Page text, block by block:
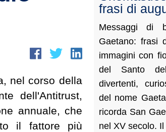
nel corso della
dell'Antitrust,
annuale, che
il fattore più
frasi di
Messaggi di
Gaetano: frasi
immagini con
del Santo
divertenti,
del nome
ricorda San
nel XV secolo. Il